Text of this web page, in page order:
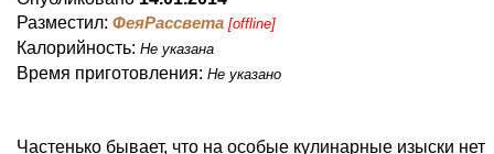
Разместил: ФеяРассвета [offline]
Калорийность: Не указана
Время приготовления: Не указано
Частенько бывает, что на особые кулинарные изыски нет